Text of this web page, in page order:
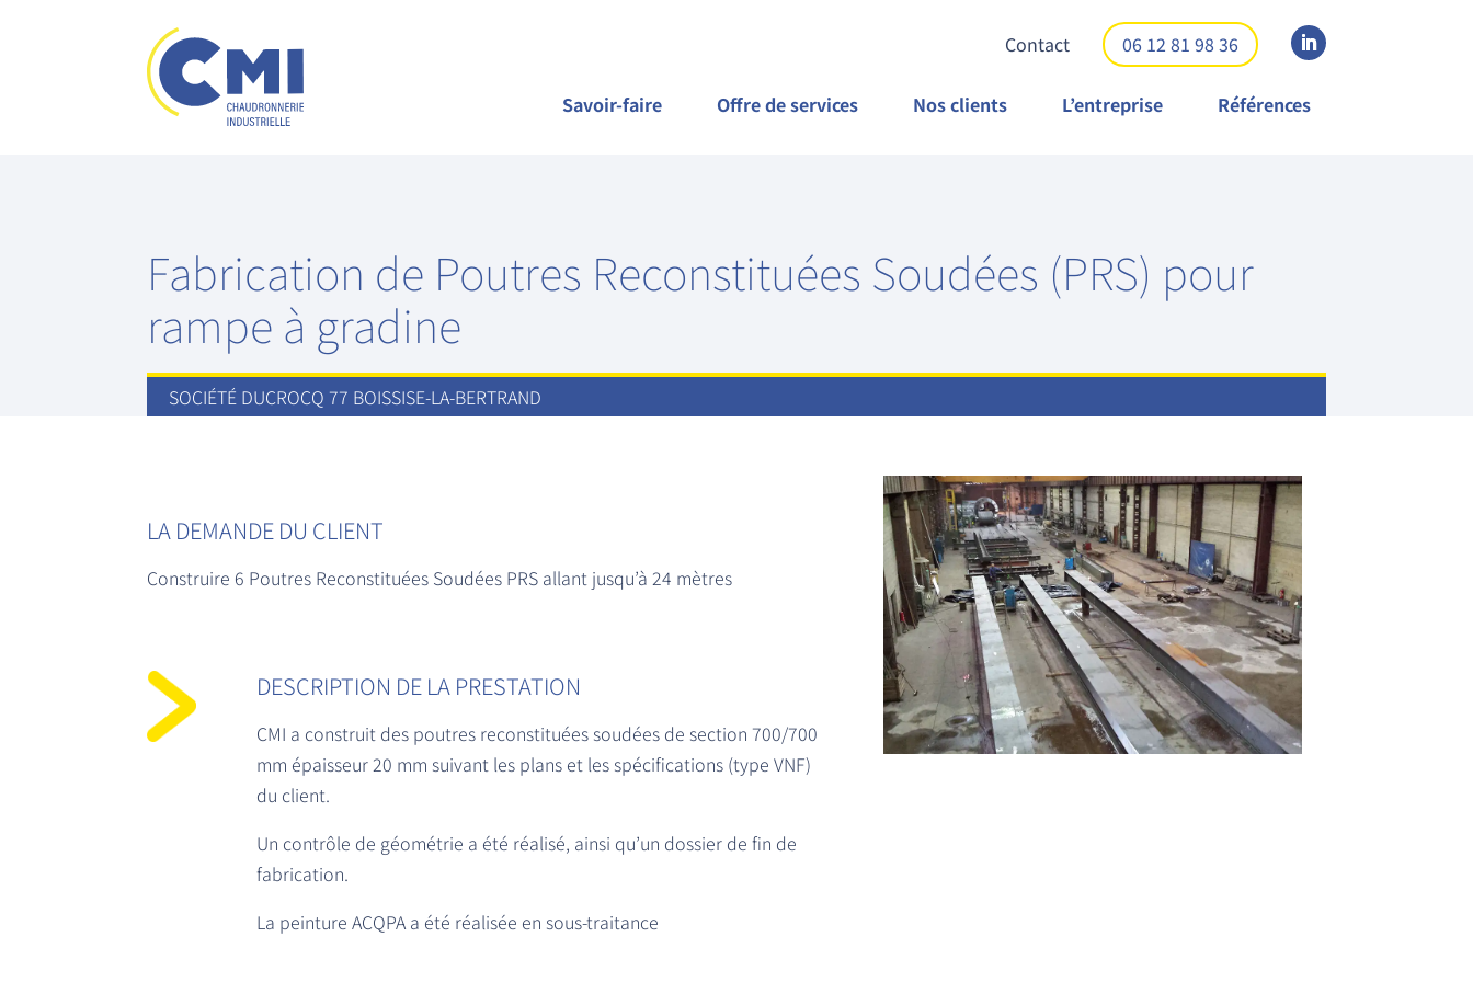
Contact 06 12 81 98 36
Savoir-faire Offre de services Nos clients L’entreprise Références
Fabrication de Poutres Reconstituées Soudées (PRS) pour
rampe à gradine
SOCIÉTÉ DUCROCQ 77 BOISSISE-LA-BERTRAND
LA DEMANDE DU CLIENT
Construire 6 Poutres Reconstituées Soudées PRS allant jusqu’à 24 mètres
DESCRIPTION DE LA PRESTATION
CMI a construit des poutres reconstituées soudées de section 700/700
mm épaisseur 20 mm suivant les plans et les spécifications (type VNF)
du client.
Un contrôle de géométrie a été réalisé, ainsi qu’un dossier de fin de
fabrication.
La peinture ACQPA a été réalisée en sous-traitance